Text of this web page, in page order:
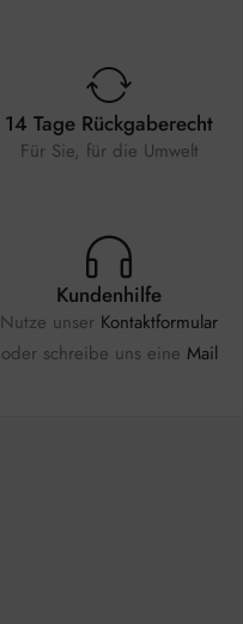
14 Tage Rückgaberecht
Für Sie, für die Umwelt
Kundenhilfe
Nutze unser Kontaktformular
oder schreibe uns eine Mail